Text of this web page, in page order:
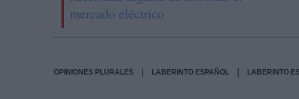
mercado eléctrico
OPINIONES PLURALES LABERINTO ESPAÑOL LABERINTO